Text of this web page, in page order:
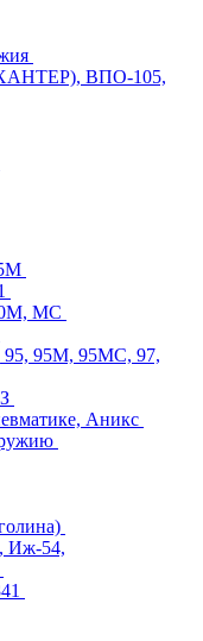
ВПО-105,
МС
95, 95М, 95МС, 97,
Аникс
Иж-54,